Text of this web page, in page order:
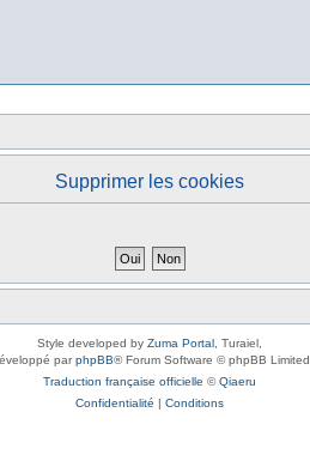
Supprimer les cookies
Style developed by Zuma Portal , Turaiel,
parphpBB® Forum Software © phpBB Limited
Traduction française officielle ©Qiaeru
Confidentialité | Conditions